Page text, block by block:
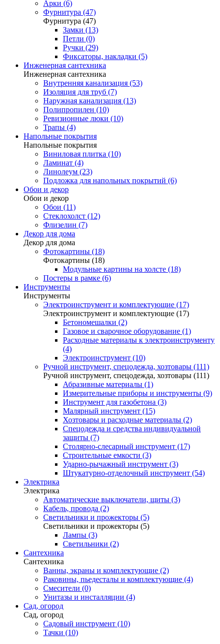
Арки (6)
Фурнитура (47)
Фурнитура (47)
Замки (13)
Петли (0)
Ручки (29)
Фиксаторы, накладки (5)
Инженерная сантехника
Инженерная сантехника
Внутренняя канализация (53)
Изоляция для труб (7)
Наружная канализация (13)
Полипропилен (10)
Ревизионные люки (10)
Трапы (4)
Напольные покрытия
Напольные покрытия
Виниловая плитка (10)
Ламинат (4)
Линолеум (23)
Подложка для напольных покрытий (6)
Обои и декор
Обои и декор
Обои (11)
Стеклохолст (12)
Флизелин (7)
Декор для дома
Декор для дома
Фотокартины (18)
Фотокартины (18)
Модульные картины на холсте (18)
Постеры в рамке (6)
Инструменты
Инструменты
Электроинструмент и комплектующие (17)
Электроинструмент и комплектующие (17)
Бетономешалки (2)
Газовое и сварочное оборудование (1)
Расходные материалы к электроинструменту
(4)
Электроинструмент (10)
Ручной инструмент, спецодежда, хозтовары (111)
Ручной инструмент, спецодежда, хозтовары (111)
Абразивные материалы (1)
Измерительные приборы и инструменты (9)
Инструмент для газобетона (3)
Малярный инструмент (15)
Хозтовары и расходные материалы (2)
Спецодежда и средства индивидуальной
защиты (7)
Столярно-слесарный инструмент (17)
Строительные емкости (3)
Ударно-рычажный инструмент (3)
Штукатурно-отделочный инструмент (54)
Электрика
Электрика
Автоматические выключатели, щиты (3)
Кабель, провода (2)
Светильники и прожекторы (5)
Светильники и прожекторы (5)
Лампы (3)
Светильники (2)
Сантехника
Сантехника
Ванны, экраны и комплектующие (2)
Раковины, пьедесталы и комплектующие (4)
Смесители (0)
Унитазы и инсталляции (4)
Сад, огород
Сад, огород
Садовый инструмент (10)
Тачки (10)